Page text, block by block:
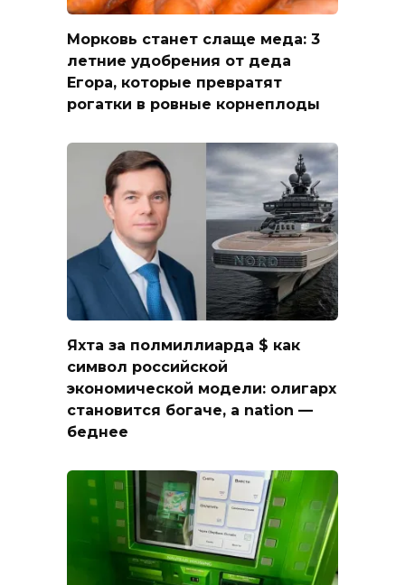
Морковь станет слаще меда: 3
летние удобрения от деда
Егора, которые превратят
рогатки в ровные корнеплоды
Яхта за полмиллиарда $ как
символ российской
экономической модели: олигарх
становится богаче, а nation —
беднее